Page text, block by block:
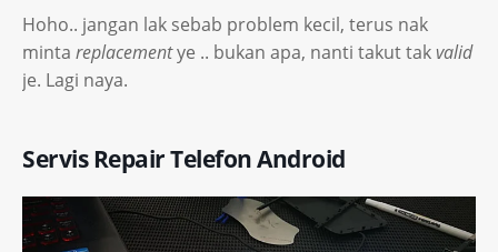
Hoho.. jangan lak sebab problem kecil, terus nak
minta replacementye .. bukan apa, nanti takut takvalid
je. Lagi naya.
Servis Repair Telefon Android